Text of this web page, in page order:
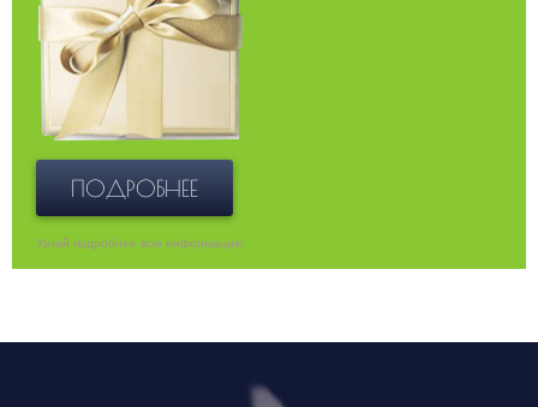
ПОДРОБНЕЕ
Узнай подробнее всю информацию